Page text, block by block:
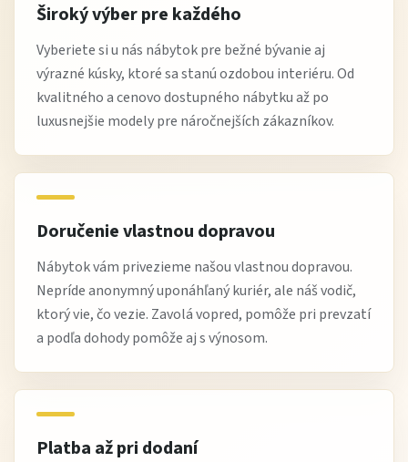
Výhody nákupu na Žltej Hale
kvalitný a praktický úložný nábytok
nadčasový klasický dizajn
výborný pomer ceny a využitia
široká ponuka nábytku do domácnosti
Najčastejšie otázky
Kam sa komoda najviac hodí?
Do obývačky, spálne alebo jedálne ako univerzálny úložný
priestor.
Je vhodná na ťažšie predmety?
Áno, vďaka pevnej konštrukcii je vhodná aj na bežné
Široký výber pre každého
Vyberiete si u nás nábytok pre bežné bývanie aj
výrazné kúsky, ktoré sa stanú ozdobou interiéru. Od
kvalitného a cenovo dostupného nábytku až po
luxusnejšie modely pre náročnejších zákazníkov.
Doručenie vlastnou dopravou
Nábytok vám privezieme našou vlastnou dopravou.
Nepríde anonymný uponáhľaný kuriér, ale náš vodič,
ktorý vie, čo vezie. Zavolá vopred, pomôže pri prevzatí
a podľa dohody pomôže aj s výnosom.
Platba až pri dodaní